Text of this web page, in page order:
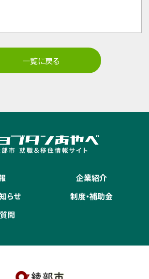
一覧に戻る
企業紹介
らせ
制度・補助金
問